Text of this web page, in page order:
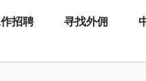
招聘 寻找外佣